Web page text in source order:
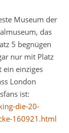
Museum der
das
5 begnügen
nur mit Platz
ein einziges
London
ist:
die-20-
160921.html